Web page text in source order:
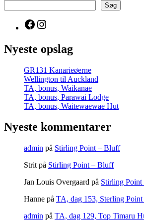
Søg
Facebook
Nyeste opslag
GR131 Kanarieøerne
Wellington til Auckland
TA, bonus, Waikanae
TA, bonus, Parawai Lodge
TA, bonus, Waitewaewae Hut
Nyeste kommentarer
admin på Stirling Point – Bluff
Strit på Stirling Point – Bluff
Jan Louis Overgaard på Stirling
Hanne på TA, dag 153, Sterling
admin på TA, dag 129, Top Timaru